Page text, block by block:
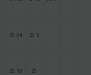
23.94 23.5
23.19 23